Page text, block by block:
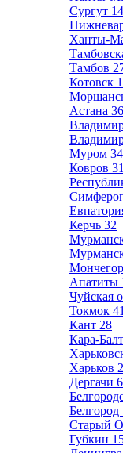
Сургут
Ханты-
Тамбов
Котовск
Астана
Муром 34
Ковров 31
Керчь 32
Апатиты
Чуйская
Токмок 41
Кант 28
Кара-
Харьков
Дергачи 6
Белгород
Старый
Губкин